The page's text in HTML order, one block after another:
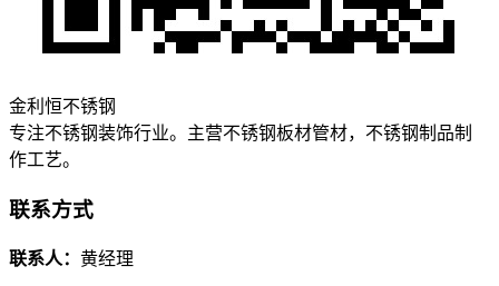
金利恒不锈钢
专注不锈钢装饰行业。主营不锈钢板材管材，不锈钢制品制
作工艺。
联系方式
联系人： 黄经理